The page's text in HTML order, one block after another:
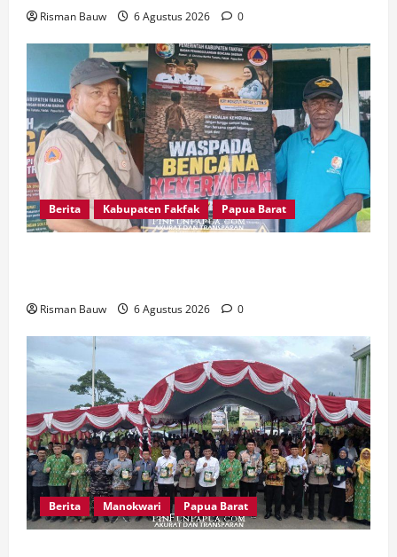
Risman Bauw 6 Agustus 2026 0
Berita Kabupaten Fakfak Papua Barat
Risman Bauw 6 Agustus 2026 0
Berita Manokwari Papua Barat